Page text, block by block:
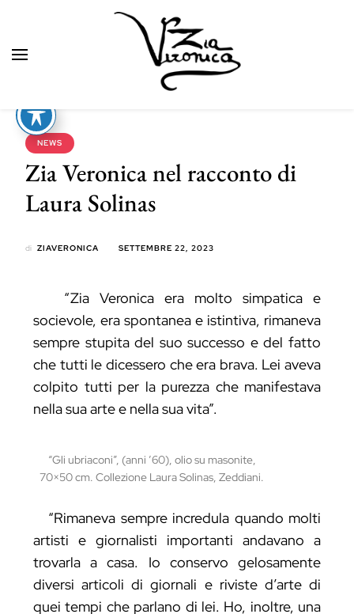
Zia Veronica
NEWS
Zia Veronica nel racconto di
Laura Solinas
di ZIAVERONICA SETTEMBRE 22, 2023
“Zia Veronica era molto simpatica e
socievole, era spontanea e istintiva, rimaneva
sempre stupita del suo successo e del fatto
che tutti le dicessero che era brava. Lei aveva
colpito tutti per la purezza che manifestava
nella sua arte e nella sua vita”.
“Gli ubriaconi”, (anni ’60), olio su masonite,
70×50 cm. Collezione Laura Solinas, Zeddiani.
“Rimaneva sempre incredula quando molti
artisti e giornalisti importanti andavano a
trovarla a casa. Io conservo gelosamente
diversi articoli di giornali e riviste d’arte di
quei tempi che parlano di lei. Ho, inoltre, una